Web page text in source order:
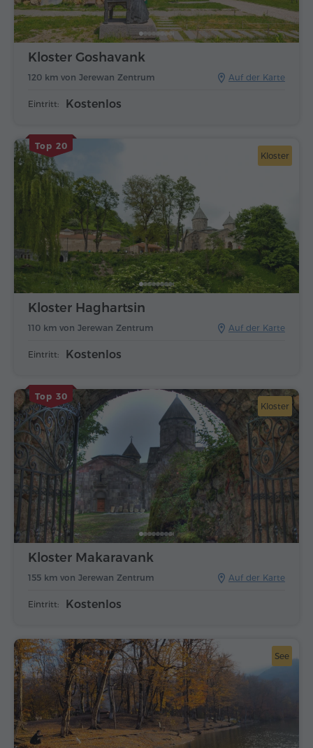
Auf der Karte
120 km von Jerewan Zentrum
Kloster Goshavank
Eintritt: Kostenlos
Top 20
Kloster
Auf der Karte
110 km von Jerewan Zentrum
Kloster Haghartsin
Eintritt: Kostenlos
Top 30
Kloster
Auf der Karte
155 km von Jerewan Zentrum
Kloster Makaravank
Eintritt: Kostenlos
See